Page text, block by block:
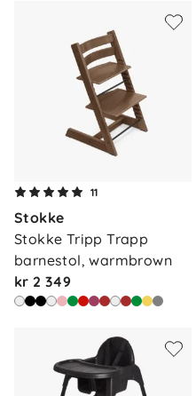
11
Stokke
Stokke Tripp Trapp
barnestol, warmbrown
kr 2 349